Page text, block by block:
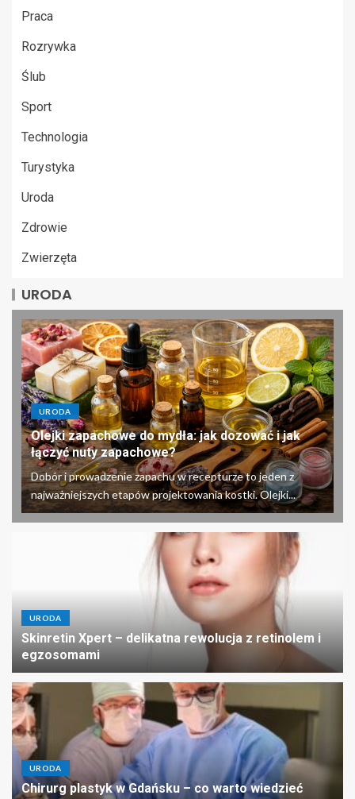
Praca
Rozrywka
Ślub
Sport
Technologia
Turystyka
Uroda
Zdrowie
Zwierzęta
URODA
URODA
Olejki zapachowe do mydła: jak dozować i jak
łączyć nuty zapachowe?
Dobór i prowadzenie zapachu w recepturze to jeden z
najważniejszych etapów projektowania kostki. Olejki...
URODA
Skinretin Xpert – delikatna rewolucja z retinolem i
egzosomami
URODA
Chirurg plastyk w Gdańsku – co warto wiedzieć